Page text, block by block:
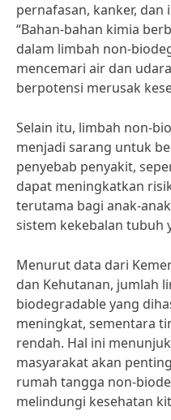
pernafasan, kanker,
“Bahan-bahan kimia
dalam limbah non-
mencemari air dan
berpotensi merusak
Selain itu, limbah non-
menjadi sarang untuk
penyebab penyakit,
dapat meningkatkan
terutama bagi anak-
sistem kekebalan tubuh
Menurut data dari
dan Kehutanan, jumlah
biodegradable yang
meningkat, sementara
rendah. Hal ini
masyarakat akan
rumah tangga non-
melindungi kesehatan